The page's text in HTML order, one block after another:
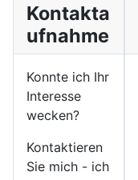
Kontakta
ufnahme
Konnte ich Ihr
Interesse
wecken?
Kontaktieren
Sie mich - ich